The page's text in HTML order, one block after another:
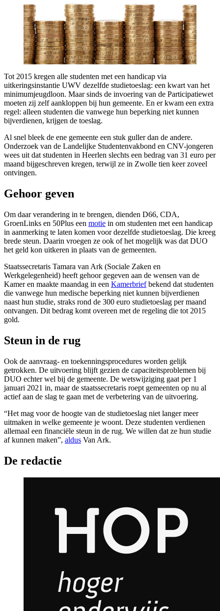
Tot 2015 kregen alle studenten met een handicap via
uitkeringsinstantie UWV dezelfde studietoeslag: een kwart van het
minimumjeugdloon. Maar sinds de invoering van de Participatiewet
moeten zij zelf aankloppen bij hun gemeente. En er kwam een extra
regel: alleen studenten die vanwege hun beperking niet kunnen
bijverdienen, krijgen de toeslag.
Al snel bleek de ene gemeente een stuk guller dan de andere.
Onderzoek van de Landelijke Studentenvakbond en CNV-jongeren
wees uit dat studenten in Heerlen slechts een bedrag van 31 euro per
maand bijgeschreven kregen, terwijl ze in Zwolle tien keer zoveel
ontvingen.
Gehoor geven
Om daar verandering in te brengen, dienden D66, CDA,
GroenLinks en 50Plus een motie in om studenten met een handicap
in aanmerking te laten komen voor dezelfde studietoeslag. Die kreeg
brede steun. Daarin vroegen ze ook of het mogelijk was dat DUO
het geld kon uitkeren in plaats van de gemeenten.
Staatssecretaris Tamara van Ark (Sociale Zaken en
Werkgelegenheid) heeft gehoor gegeven aan de wensen van de
Kamer en maakte maandag in een Kamerbriefbekend dat studenten
die vanwege hun medische beperking niet kunnen bijverdienen
naast hun studie, straks rond de 300 euro studietoeslag per maand
ontvangen. Dit bedrag komt overeen met de regeling die tot 2015
gold.
Steun in de rug
Ook de aanvraag- en toekenningsprocedures worden gelijk
getrokken. De uitvoering blijft gezien de capaciteitsproblemen bij
DUO echter wel bij de gemeente. De wetswijziging gaat per 1
januari 2021 in, maar de staatssecretaris roept gemeenten op nu al
actief aan de slag te gaan met de verbetering van de uitvoering.
“Het mag voor de hoogte van de studietoeslag niet langer meer
uitmaken in welke gemeente je woont. Deze studenten verdienen
allemaal een financiële steun in de rug. We willen dat ze hun studie
af kunnen maken”, aldus Van Ark.
De redactie